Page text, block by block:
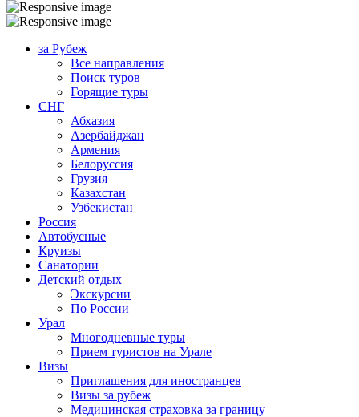
за Рубеж
Все направления
Поиск туров
Горящие туры
СНГ
Абхазия
Азербайджан
Армения
Белоруссия
Грузия
Казахстан
Узбекистан
Россия
Автобусные
Круизы
Санатории
Детский отдых
Экскурсии
По России
Урал
Многодневные туры
Прием туристов на Урале
Визы
Приглашения для иностранцев
Визы за рубеж
Медицинская страховка за границу